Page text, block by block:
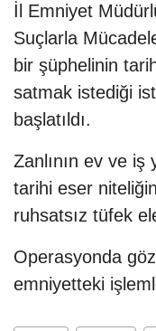
İl Emniyet
Suçlarla
bir şüphelinin
satmak istediği
başlatıldı.
Zanlının ev ve iş
tarihi eser
ruhsatsız tüfek
Operasyonda
emniyetteki